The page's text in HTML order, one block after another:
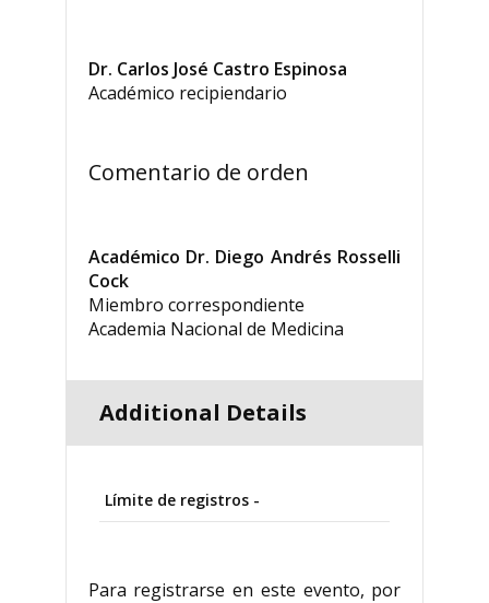
Dr. Carlos José Castro Espinosa
Académico recipiendario
Comentario de orden
Académico Dr. Diego Andrés Rosselli
Cock
Miembro correspondiente
Academia Nacional de Medicina
Additional Details
Límite de registros -
Para registrarse en este evento, por